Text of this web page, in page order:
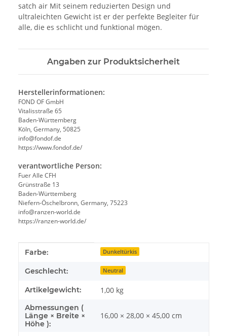
satch air Mit seinem reduzierten Design und
ultraleichten Gewicht ist er der perfekte Begleiter für
alle, die es schlicht und funktional mögen.
Angaben zur Produktsicherheit
Herstellerinformationen:
FOND OF GmbH
Vitalisstraße 65
Baden-Württemberg
Köln, Germany, 50825
info@fondof.de
https://www.fondof.de/
verantwortliche Person:
Fuer Alle CFH
Grünstraße 13
Baden-Württemberg
Niefern-Öschelbronn, Germany, 75223
info@ranzen-world.de
https://ranzen-world.de/
Produkteigenschaft
Wert
Farbe: Dunkeltürkis
Geschlecht: Neutral
Artikelgewicht: 1,00 kg
Abmessungen (
Länge × Breite ×
Höhe ):
16,00 × 28,00 × 45,00 cm